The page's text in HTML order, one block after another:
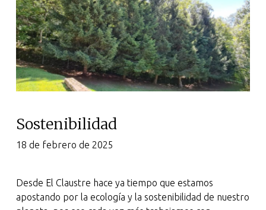
Sostenibilidad
18 de febrero de 2025
Desde El Claustre hace ya tiempo que estamos
apostando por la ecología y la sostenibilidad de nuestro